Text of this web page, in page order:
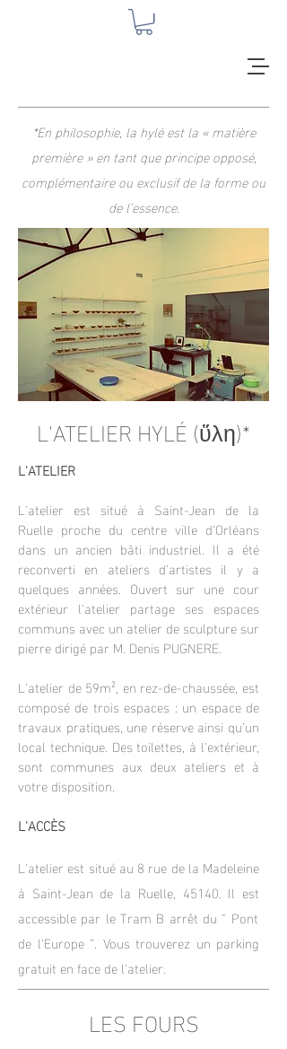
*Enphilosophie, la hylé est la « matière
première » en tant que principe opposé,
complémentaire ou exclusif de la formeou
de l'essence.
L'ATELIER HYLÉ (ὕλη)*
L'ATELIER
L'atelier est situé à Saint-Jean de la
Ruelle proche du centre ville d'Orléans
dans un ancien bâti industriel. Il a été
reconverti en ateliers d'artistes il y a
quelques années. Ouvert sur une cour
extérieur l'atelier partage ses espaces
communs avec un atelier de sculpture sur
pierre dirigé par M. Denis PUGNERE.
L'atelier de 59m², en rez-de-chaussée, est
composé de trois espaces : un espace de
travaux pratiques, une réserve ainsi qu’un
local technique. Des toilettes, à l'extérieur,
sont communes aux deux ateliers et à
votre disposition.
L'ACCÈS
L'atelier est situé au 8 rue de la Madeleine
à Saint-Jean de la Ruelle, 45140. Il est
accessible par le Tram B arrêt du " Pont
de l’Europe ”. Vous trouverez un parking
gratuit en face de l'atelier.
LES FOURS